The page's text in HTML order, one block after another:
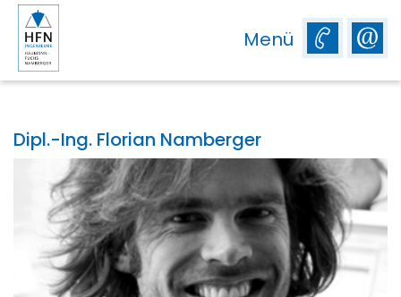
Menü
Dipl.-Ing. Florian Namberger